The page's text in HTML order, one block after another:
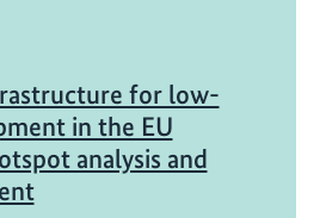
for low-
in the EU
analysis and